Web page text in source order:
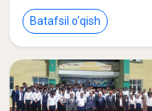
Batafsil o‘qish